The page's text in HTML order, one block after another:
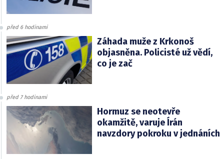
před 6 hodinami
Záhada muže z Krkonoš
objasněna. Policisté už vědí,
co je zač
před 7 hodinami
Hormuz se neotevře
okamžitě, varuje Írán
navzdory pokroku v jednáních